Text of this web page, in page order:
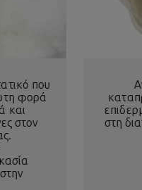
που
φορά
και
στον
στη